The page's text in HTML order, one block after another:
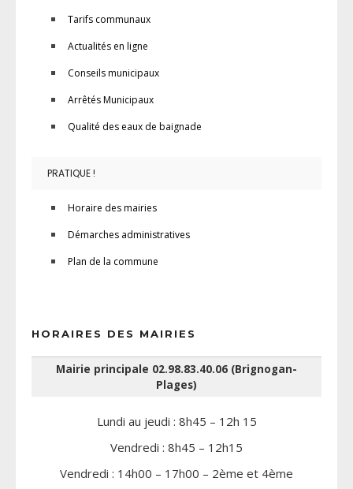
Tarifs communaux
Actualités en ligne
Conseils municipaux
Arrêtés Municipaux
Qualité des eaux de baignade
PRATIQUE !
Horaire des mairies
Démarches administratives
Plan de la commune
HORAIRES DES MAIRIES
Mairie principale 02.98.83.40.06 (Brignogan-
Plages)
Lundi au jeudi : 8h45 – 12h 15
Vendredi : 8h45 – 12h15
Vendredi : 14h00 – 17h00 – 2ème et 4ème